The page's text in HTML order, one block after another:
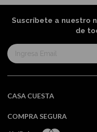
Suscríbete a nuestro
de
Suscríbase
al
informativo:
CASA CUESTA
COMPRA SEGURA